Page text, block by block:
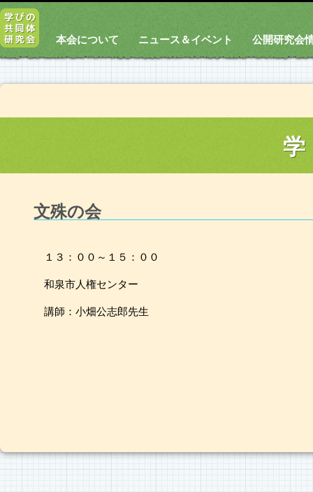
本会について ニュース＆イベント 公開研究会
文殊の会
１３：００～１５：００
和泉市人権センター
講師：小畑公志郎先生